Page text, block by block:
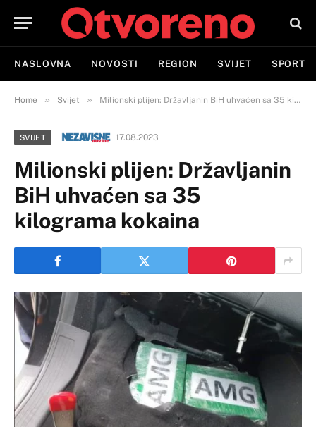
NASLOVNA NOVOSTI REGION SVIJET SPORT
Home » Svijet » Milionski plijen: Državljanin BiH uhvaćen sa 35 kilograma kokaina
SVIJET 17.08.2023
Milionski plijen: Državljanin
BiH uhvaćen sa 35
kilograma kokaina